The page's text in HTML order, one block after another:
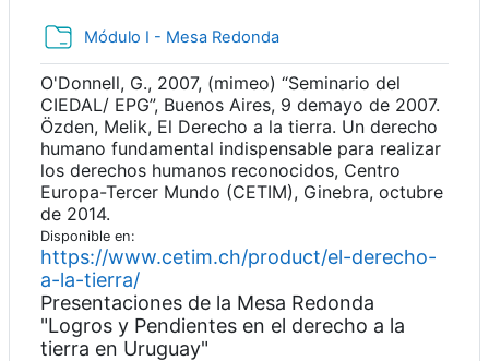
Módulo I - Mesa RedondaCarpeta
O'Donnell, G., 2007, (mimeo) “Seminario del
CIEDAL/ EPG”, Buenos Aires, 9 demayo de 2007.
Özden, Melik, El Derecho a la tierra. Un derecho
humano fundamental indispensable para realizar
los derechos humanos reconocidos, Centro
Europa-Tercer Mundo (CETIM), Ginebra, octubre
de 2014.
Disponible en:
https://www.cetim.ch/product/el-derecho-
a-la-tierra/
Presentaciones de la Mesa Redonda
"Logros y Pendientes en el derecho a la
tierra en Uruguay"